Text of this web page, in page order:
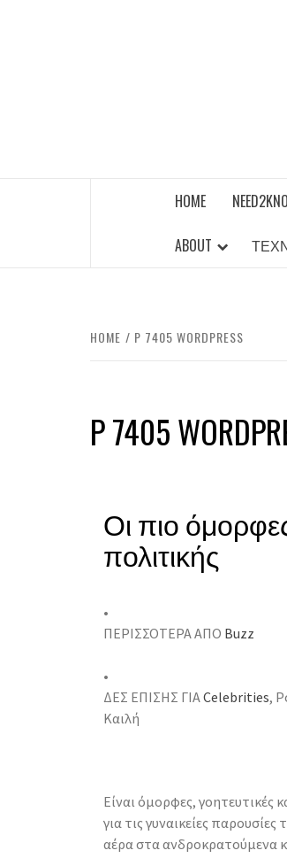
HOME
ABOUT
HOME P 7405 WORDPRESS
P 7405
Οι πιο
πολιτικής
•
ΠΕΡΙΣΣΟΤΕΡΑ ΑΠΟ Buzz
•
ΔΕΣ ΕΠΙΣΗΣ ΓΙΑCelebrities,
Καιλή
Είναι όμορφες, γοητευτικές
για τις γυναικείες
αέρα στα ανδροκρατούμενα